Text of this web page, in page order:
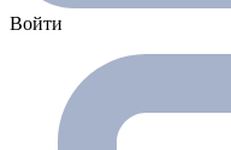
Войти